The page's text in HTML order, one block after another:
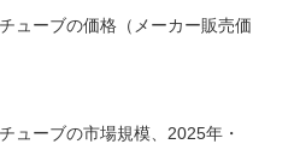
ューブの価格（メーカー販売価
ューブの市場規模、2025年・